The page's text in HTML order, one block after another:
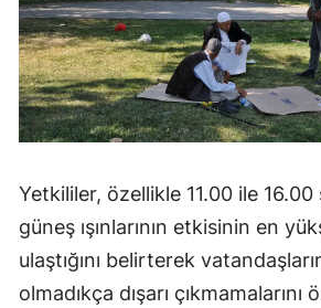
Yetkililer, özellikle 11.00 ile 16.00
güneş ışınlarının etkisinin en
ulaştığını belirterek
olmadıkça dışarı çıkmamalarını